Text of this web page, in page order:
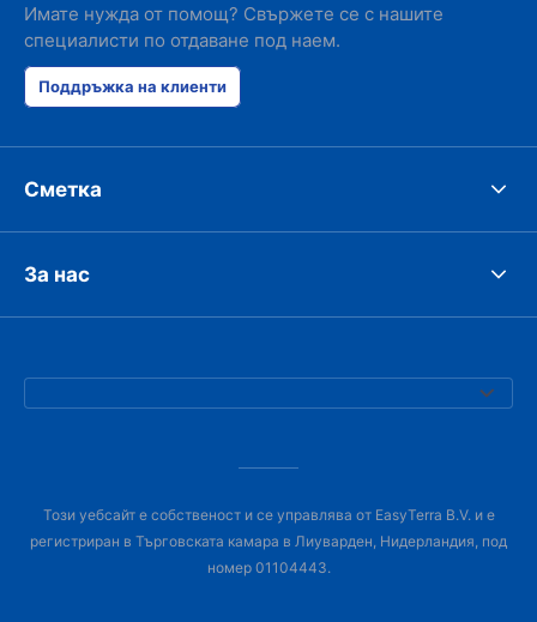
Имате нужда от помощ? Свържете се с нашите
специалисти по отдаване под наем.
Поддръжка на клиенти
Сметка
За нас
Този уебсайт е собственост и се управлява от EasyTerra B.V. и е
регистриран в Търговската камара в Лиуварден, Нидерландия, под
номер 01104443.